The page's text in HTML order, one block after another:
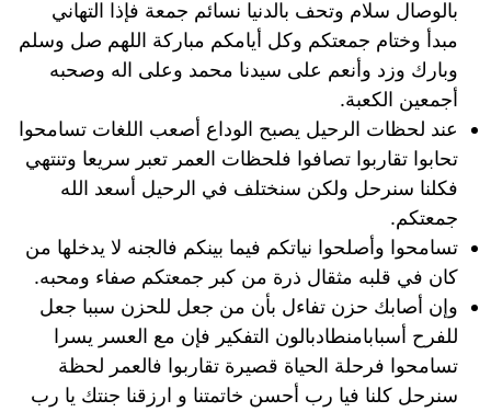
بالوصال سلام وتحف بالدنيا نسائم جمعة فإذا التهاني
مبدأ وختام جمعتكم وكل أيامكم مباركة اللهم صل وسلم
وبارك وزد وأنعم على سيدنا محمد وعلى اله وصحبه
أجمعين الكعبة.
عند لحظات الرحيل يصبح الوداع أصعب اللغات تسامحوا
تحابوا تقاربوا تصافوا فلحظات العمر تعبر سريعا وتنتهي
فكلنا سنرحل ولكن سنختلف في الرحيل أسعد الله
جمعتكم.
تسامحوا وأصلحوا نياتكم فيما بينكم فالجنه لا يدخلها من
كان في قلبه مثقال ذرة من كبر جمعتكم صفاء ومحبه.
وإن أصابك حزن تفاءل بأن من جعل للحزن سببا جعل
للفرح أسبابامنطادبالون التفكير فإن مع العسر يسرا
تسامحوا فرحلة الحياة قصيرة تقاربوا فالعمر لحظة
سنرحل كلنا فيا رب أحسن خاتمتنا و ارزقنا جنتك يا رب